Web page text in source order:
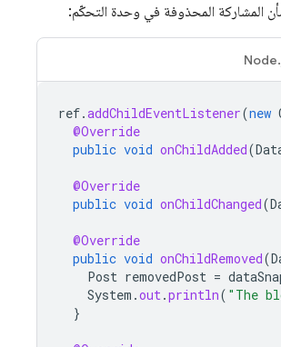
المشاركة المحذوفة في وحدة التحكّم:
ref.addChildEventListener(new
@Override
public void onChildAdded(
@Override
public void onChildChanged(
@Override
public void onChildRemoved(
Post removedPost =
System .out.println( "The
}